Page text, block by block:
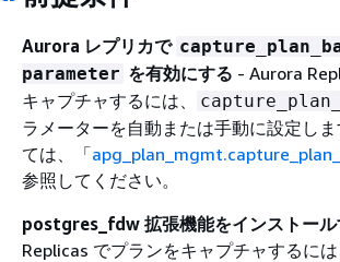
Aurora レプリカで
parameter を有効にする - Aurora
キャプチャするには、
ラメーターを自動または手動に設定し
ては、「
参照してください。
postgres_fdw 拡張機能をインストール
Replicas でプランをキャプチャするには